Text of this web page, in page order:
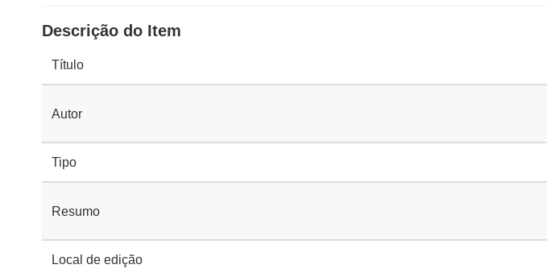
Descrição do Item
Título
Autor
Tipo
Resumo
Local de edição